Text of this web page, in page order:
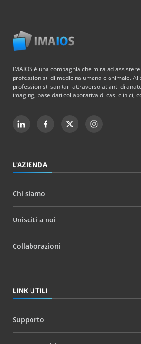
IMAIOS è una compagnia che mira ad
professionisti di medicina umana e animale. Al
professionisti sanitari attraverso atlanti di
imaging, base dati collaborativa di casi clinici,
L'AZIENDA
Chi siamo
Unisciti a noi
Collaborazioni
LINK UTILI
Supporto